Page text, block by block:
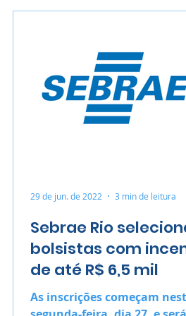
Sebrae Rio
bolsistas com
de até R$ 6,5 mil
As inscrições começam
29 de jun. de 2022 3 min de leitura